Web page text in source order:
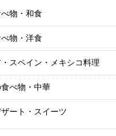
物・和食
物・洋食
スペイン・メキシコ料理
べ物・中華
ート・スイーツ